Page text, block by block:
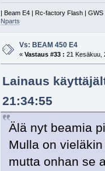
| Beam E4 | Rc-factory Flash |
Nparts
Vs: BEAM 450 E4
« Vastaus #33 : 21 Kesäkuu,
Lainaus
21:34:55
Älä nyt beamia
Mulla on
mutta onhan se